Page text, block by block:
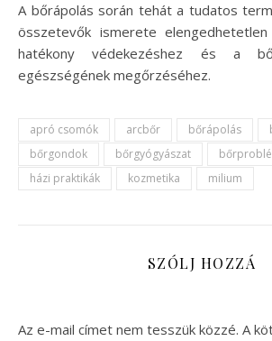
A bőrápolás során tehát a tudatos
összetevők ismerete
hatékony védekezéshez és a
egészségének megőrzéséhez.
apró csomók arcbőr bőrápolás
bőrgondok
bőrgyógyászat
házi praktikák
kozmetika milium
SZÓLJ HOZZÁ
Az e-mail címet nem tesszük közzé. A